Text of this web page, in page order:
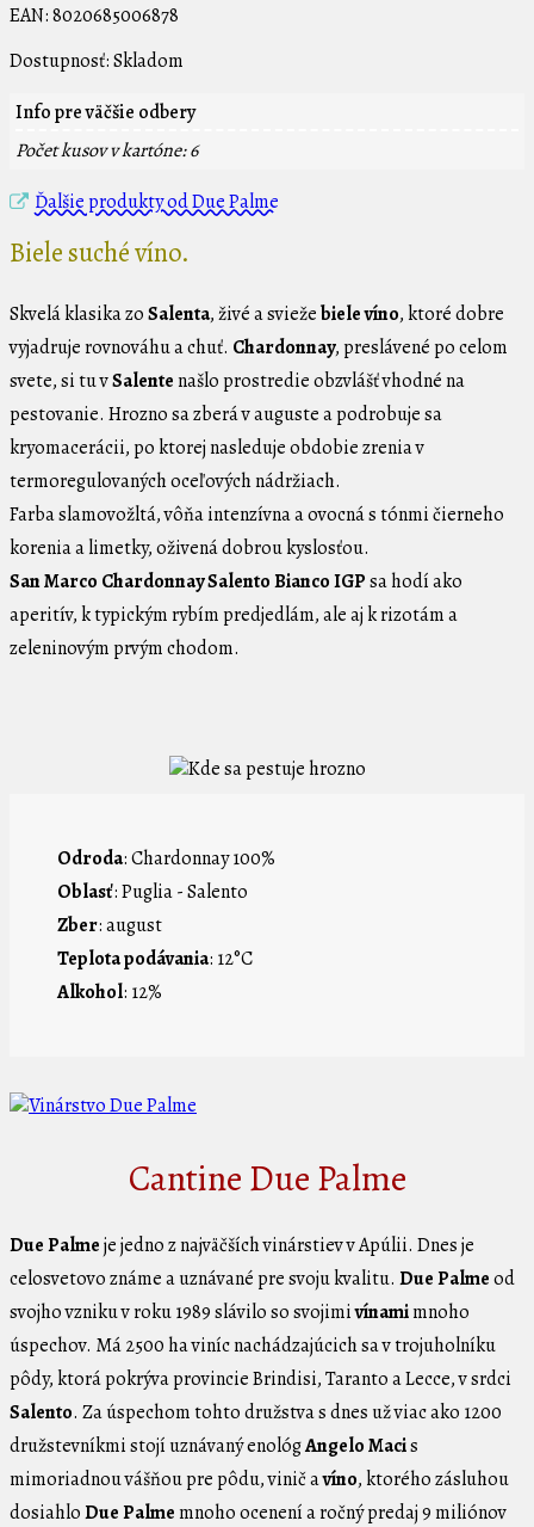
EAN:8020685006878
Dostupnosť:Skladom
Info pre väčšie odbery
Počet kusov v kartóne: 6
Ďalšie produkty od Due Palme
Biele suché víno.
Skvelá klasika zoSalenta, živé a sviežebiele víno, ktoré dobre
vyjadruje rovnováhu a chuť. Chardonnay, preslávené po celom
svete, si tu vSalentenašlo prostredie obzvlášť vhodné na
pestovanie. Hrozno sa zberá v auguste a podrobuje sa
kryomacerácii, po ktorej nasleduje obdobie zrenia v
termoregulovaných oceľových nádržiach.
Farba slamovožltá, vôňa intenzívna a ovocná s tónmi čierneho
korenia a limetky, oživená dobrou kyslosťou.
San Marco Chardonnay Salento Bianco IGPsa hodí ako
aperitív, k typickým rybím predjedlám, ale aj k rizotám a
zeleninovým prvým chodom.
Odroda: Chardonnay 100%
Oblasť: Puglia - Salento
Zber: august
Teplota podávania: 12°C
Alkohol: 12%
Cantine Due Palme
Due Palmeje jedno z najväčších vinárstiev v Apúlii. Dnes je
celosvetovo známe a uznávané pre svoju kvalitu. Due Palmeod
svojho vzniku v roku 1989 slávilo so svojimivínamimnoho
úspechov. Má 2500 ha viníc nachádzajúcich sa v trojuholníku
pôdy, ktorá pokrýva provincie Brindisi, Taranto a Lecce, v srdci
Salento. Za úspechom tohto družstva s dnes už viac ako 1200
družstevníkmi stojí uznávaný enológAngelo Macis
mimoriadnou vášňou pre pôdu, vinič avíno, ktorého zásluhou
dosiahloDue Palmemnoho ocenení a ročný predaj 9 miliónov